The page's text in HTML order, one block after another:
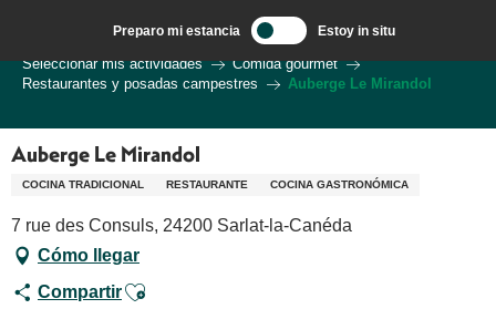
contenu
principal
Preparo mi estancia Estoy in situ
Bienvenido a Sarlat en el corazón de la región de Dordoña.
Seleccionar mis actividades
Comida gourmet
Restaurantes y posadas campestres
Auberge Le Mirandol
Auberge Le Mirandol
COCINA TRADICIONAL RESTAURANTE COCINA GASTRONÓMICA
7 rue des Consuls, 24200 Sarlat-la-Canéda
Cómo llegar
CompartirAjouter aux favoris